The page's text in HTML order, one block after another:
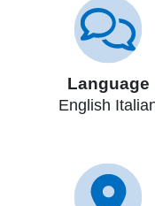
Language
English